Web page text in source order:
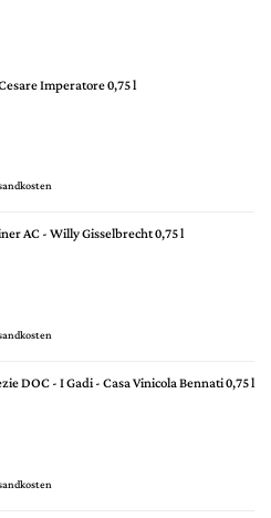
Imperatore 0,75 l
AC - Willy Gisselbrecht 0,75 l
DOC - I Gadi - Casa Vinicola Bennati 0,75 l